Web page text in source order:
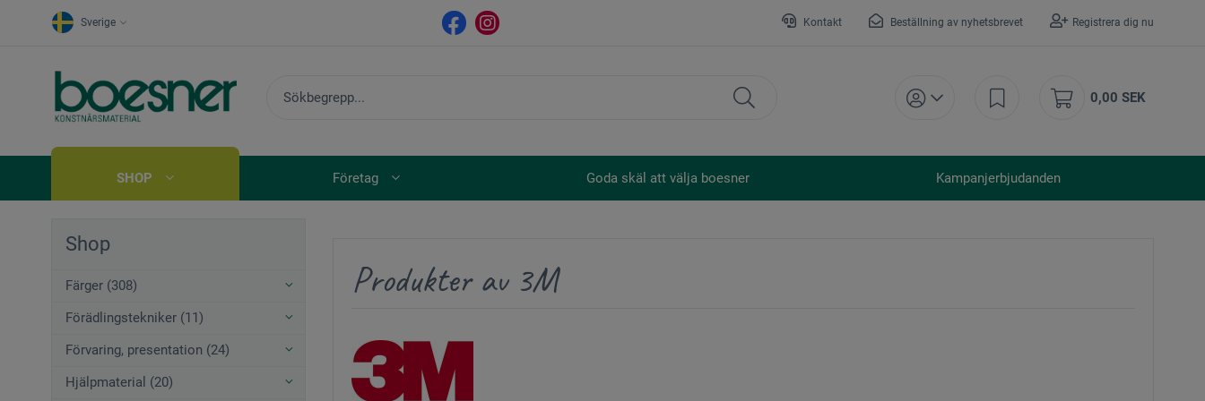
Sverige Kontakt Beställning av nyhetsbrevet Registrera dig nu
0,00 SEK
SHOP Företag Goda skäl att välja boesner Kampanjerbjudanden
Shop
Färger (308)
Förädlingstekniker (11)
Förvaring, presentation (24)
Hjälpmaterial (20)
Produkter av 3M